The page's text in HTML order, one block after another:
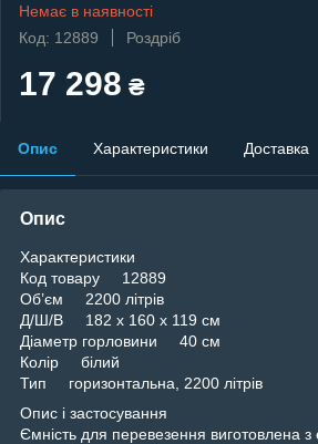
Немає в наявності
Код: 12889
Роздріб
17 298 ₴
Опис Характеристики Доставка
Опис
Характеристики
Код товару 12889
Об’єм 2200 літрів
Д/Ш/В 182 x 160 x 119 см
Діаметр горловини 40 см
Колір білий
Тип горизонтальна, 2200 літрів
Опис і застосування
Ємність для перевезення виготовлена з